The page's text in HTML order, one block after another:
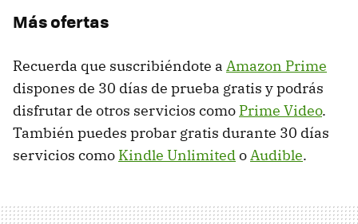
Más ofertas
Recuerda que suscribiéndote a Amazon Prime
dispones de 30 días de prueba gratis y podrás
disfrutar de otros servicios como Prime Video.
También puedes probar gratis durante 30 días
servicios como Kindle UnlimitedoAudible.